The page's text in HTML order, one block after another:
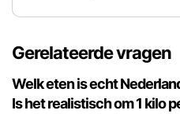
Gerelateerde vragen
Welk eten is echt
Is het realistisch om 1 kilo